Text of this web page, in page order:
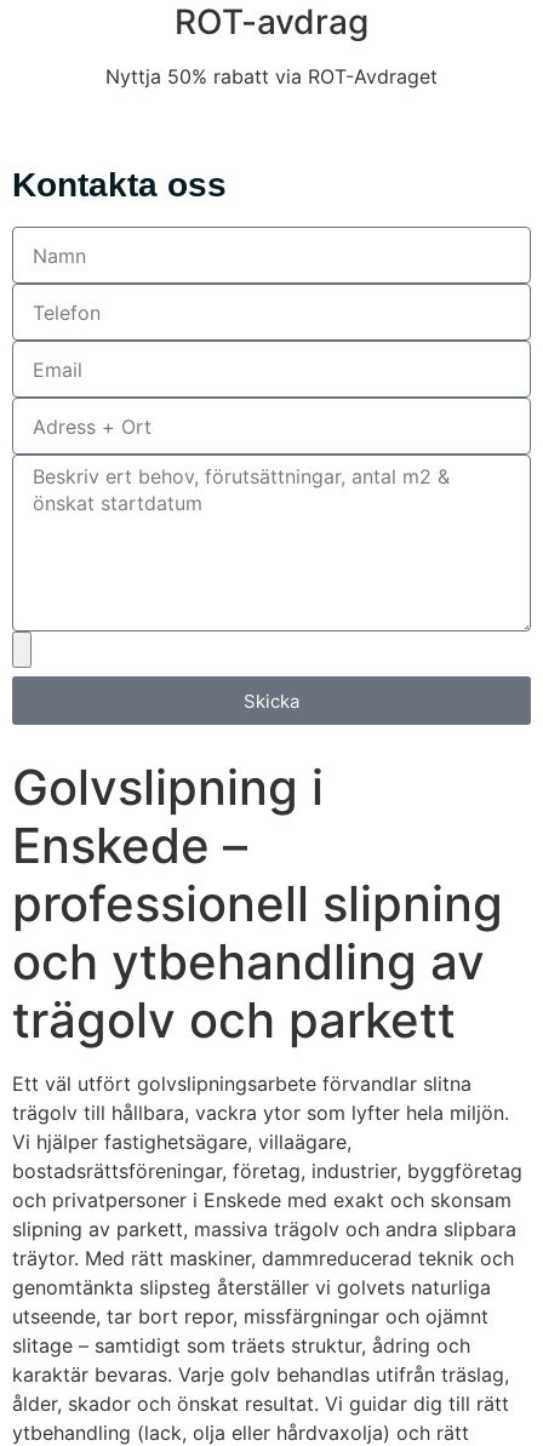
ROT-avdrag
Nyttja 50% rabatt via ROT-Avdraget
Golvslipning i
Enskede –
professionell slipning
och ytbehandling av
trägolv och parkett
Ett väl utfört golvslipningsarbete förvandlar slitna
trägolv till hållbara, vackra ytor som lyfter hela miljön.
Vi hjälper fastighetsägare, villaägare,
bostadsrättsföreningar, företag, industrier, byggföretag
och privatpersoner i Enskede med exakt och skonsam
slipning av parkett, massiva trägolv och andra slipbara
träytor. Med rätt maskiner, dammreducerad teknik och
genomtänkta slipsteg återställer vi golvets naturliga
utseende, tar bort repor, missfärgningar och ojämnt
slitage – samtidigt som träets struktur, ådring och
karaktär bevaras. Varje golv behandlas utifrån träslag,
ålder, skador och önskat resultat. Vi guidar dig till rätt
ytbehandling (lack, olja eller hårdvaxolja) och rätt
Kontakta oss
Skicka